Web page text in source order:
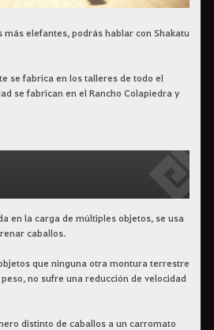
más elefantes, podrás hablar con Shakatu
se fabrica en los talleres de todo el
se fabrican en el Rancho Colapiedra y
en la carga de múltiples objetos, se usa
caballos.
que ninguna otra montura terrestre
no sufre una reducción de velocidad
distinto de caballos a un carromato